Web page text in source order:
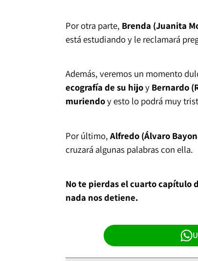
Por otra parte, Brenda (Juanita
está estudiando y le reclamará
Además, veremos un momento
ecografía de su hijoy Bernardo
muriendoy esto lo podrá muy
Por último, Alfredo (Álvaro
cruzará algunas palabras con ella.
No te pierdas el cuarto capítulo
nada nos detiene.